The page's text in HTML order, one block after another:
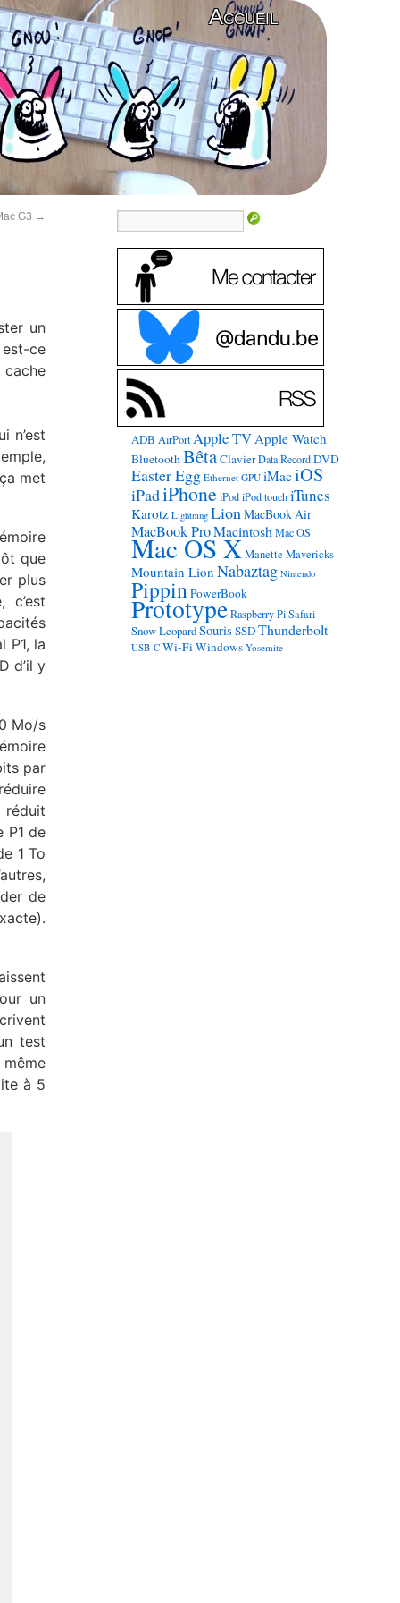
Accueil
G3 →
un
ce
n’est
met
que
plus
P1, la
d’il y
Mo/s
par
réduit
P1 de
1 To
de
un
test
à 5
ADB AirPort Apple TVApple Watch
BluetoothBêtaClavier Data Record DVD
Easter Egg Ethernet GPU iMaciOS
iPadiPhone iPod iPod touch iTunes
Karotz Lightning LionMacBook Air
MacBook ProMacintosh Mac OS
Mac OS X Manette Mavericks
Mountain Lion Nabaztag Nintendo
PippinPowerBook
Prototype Raspberry Pi Safari
Snow LeopardSouris SSDThunderbolt
USB-C Wi-FiWindows Yosemite